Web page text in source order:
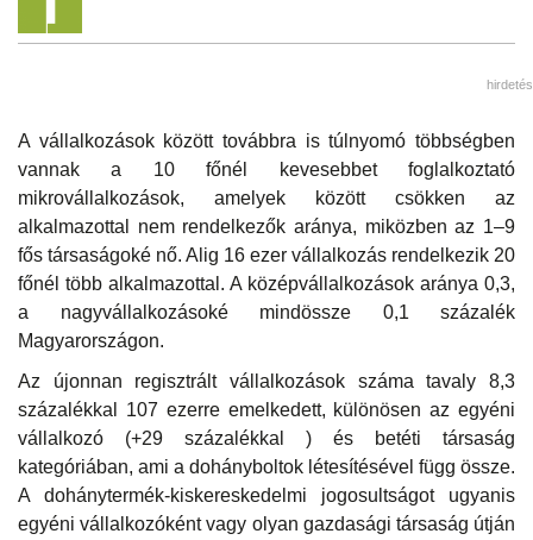
hirdetés
A vállalkozások között továbbra is túlnyomó többségben
vannak a 10 főnél kevesebbet foglalkoztató
mikrovállalkozások, amelyek között csökken az
alkalmazottal nem rendelkezők aránya, miközben az 1–9
fős társaságoké nő. Alig 16 ezer vállalkozás rendelkezik 20
főnél több alkalmazottal. A középvállalkozások aránya 0,3,
a nagyvállalkozásoké mindössze 0,1 százalék
Magyarországon.
Az újonnan regisztrált vállalkozások száma tavaly 8,3
százalékkal 107 ezerre emelkedett, különösen az egyéni
vállalkozó (+29 százalékkal ) és betéti társaság
kategóriában, ami a dohányboltok létesítésével függ össze.
A dohánytermék-kiskereskedelmi jogosultságot ugyanis
egyéni vállalkozóként vagy olyan gazdasági társaság útján